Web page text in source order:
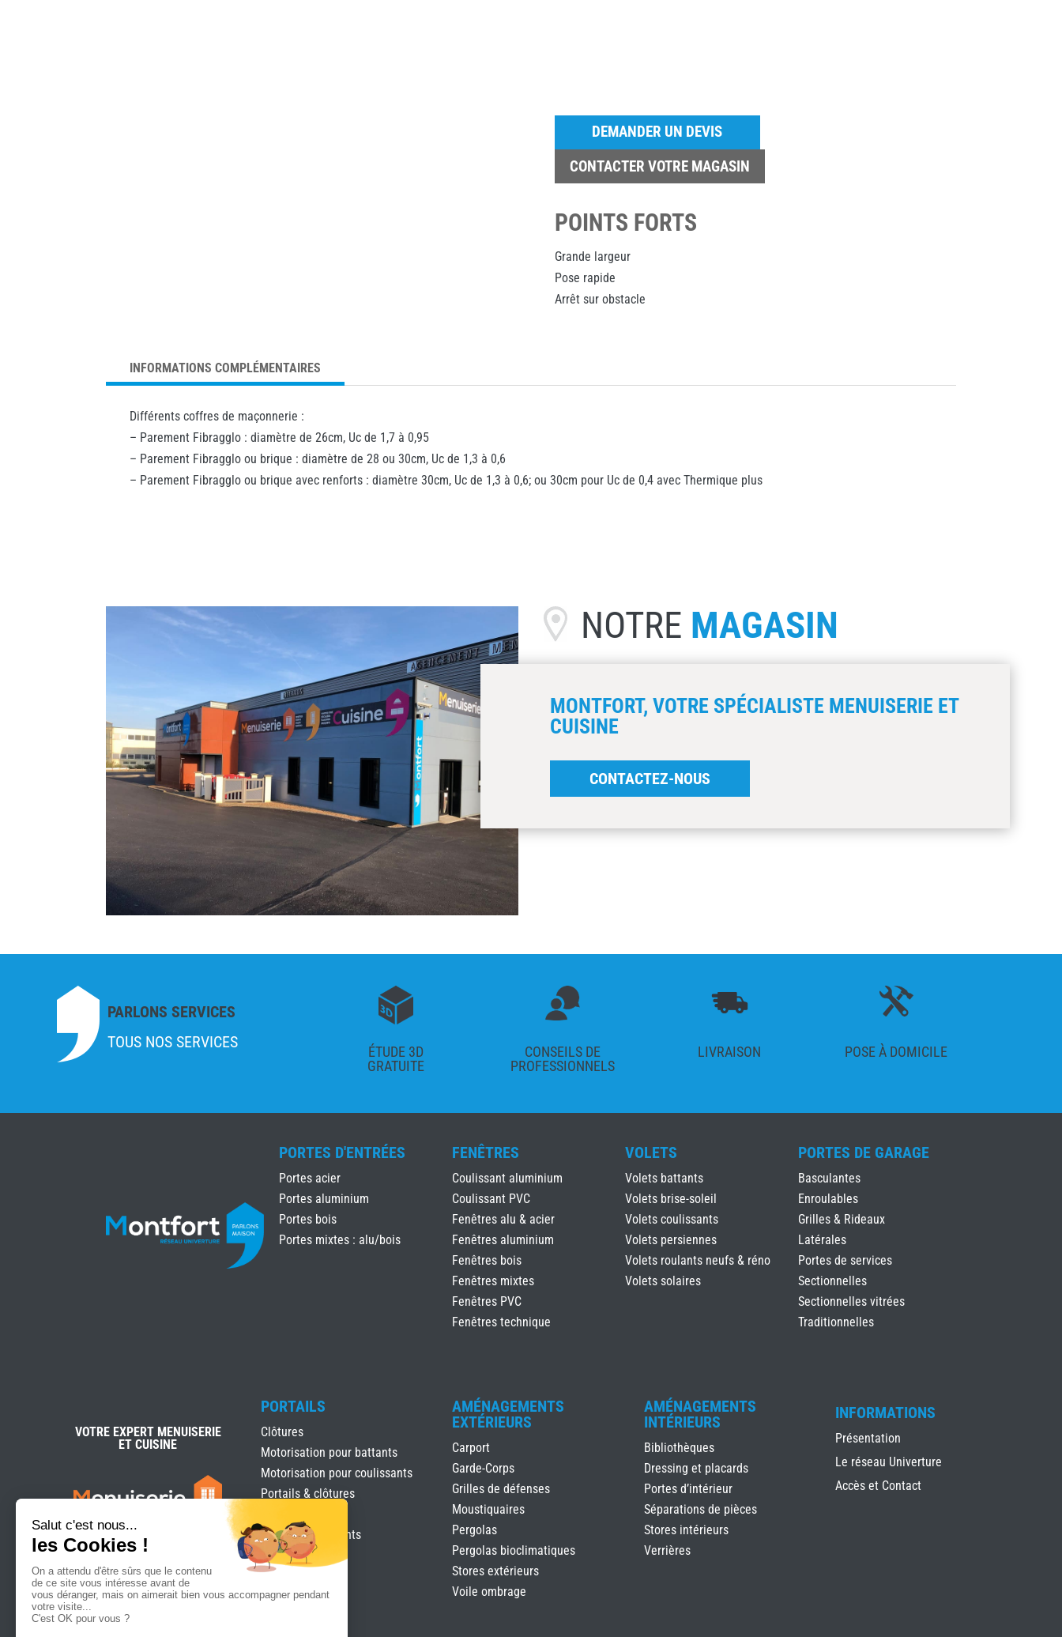
DEMANDER UN DEVIS
CONTACTER VOTRE MAGASIN
POINTS FORTS
Grande largeur
Pose rapide
Arrêt sur obstacle
INFORMATIONS COMPLÉMENTAIRES
Différents coffres de maçonnerie :
– Parement Fibragglo : diamètre de 26cm, Uc de 1,7 à 0,95
– Parement Fibragglo ou brique : diamètre de 28 ou 30cm, Uc de 1,3 à 0,6
– Parement Fibragglo ou brique avec renforts : diamètre 30cm, Uc de 1,3 à 0,6; ou 30cm pour Uc de 0,4 avec Thermique plus
NOTRE MAGASIN
MONTFORT, VOTRE SPÉCIALISTE MENUISERIE ET
CUISINE
CONTACTEZ-NOUS
PARLONS SERVICES
TOUS NOS SERVICES
ÉTUDE 3D
GRATUITE
CONSEILS DE
PROFESSIONNELS
LIVRAISON POSE À DOMICILE
PORTES D'ENTRÉES
Portes acier
Portes aluminium
Portes bois
Portes mixtes : alu/bois
FENÊTRES
Coulissant aluminium
Coulissant PVC
Fenêtres alu & acier
Fenêtres aluminium
Fenêtres bois
Fenêtres mixtes
Fenêtres PVC
Fenêtres technique
VOLETS
Volets battants
Volets brise-soleil
Volets coulissants
Volets persiennes
Volets roulants neufs & réno
Volets solaires
PORTES DE GARAGE
Basculantes
Enroulables
Grilles & Rideaux
Latérales
Portes de services
Sectionnelles
Sectionnelles vitrées
Traditionnelles
VOTRE EXPERT MENUISERIE
ET CUISINE
PORTAILS
Clôtures
Motorisation pour battants
Motorisation pour coulissants
Portails & clôtures
Portails coulissants
AMÉNAGEMENTS
EXTÉRIEURS
Carport
Garde-Corps
Grilles de défenses
Moustiquaires
Pergolas
Pergolas bioclimatiques
Stores extérieurs
Voile ombrage
AMÉNAGEMENTS
INTÉRIEURS
Bibliothèques
Dressing et placards
Portes d’intérieur
Séparations de pièces
Stores intérieurs
Verrières
INFORMATIONS
Présentation
Le réseau Univerture
Accès et Contact